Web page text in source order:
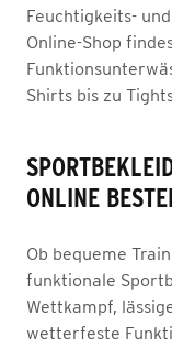
Feuchtigkeits-
Online-Shop
Shirts bis zu
ONLINE
Ob bequeme
funktionale
Wettkampf,
wetterfeste